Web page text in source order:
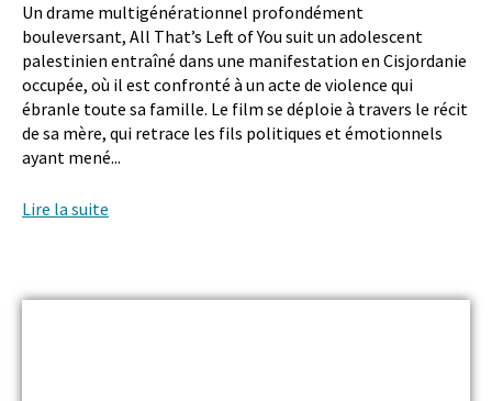
Un drame multigénérationnel profondément
bouleversant, All That’s Left of You suit un adolescent
palestinien entraîné dans une manifestation en Cisjordanie
occupée, où il est confronté à un acte de violence qui
ébranle toute sa famille. Le film se déploie à travers le récit
de sa mère, qui retrace les fils politiques et émotionnels
ayant mené...
Lire la suite